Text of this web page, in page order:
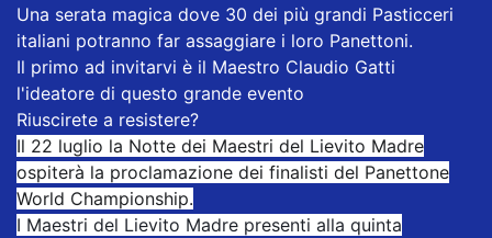
Una serata magica dove 30 dei più grandi Pasticceri
italiani potranno far assaggiare i loro Panettoni.
Il primo ad invitarvi è il Maestro Claudio Gatti
l'ideatore di questo grande evento
Riuscirete a resistere?
Il 22 luglio la Notte dei Maestri del Lievito Madre
ospiterà la proclamazione dei finalisti del Panettone
World Championship.
I Maestri del Lievito Madre presenti alla quinta